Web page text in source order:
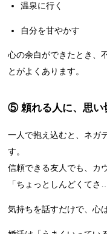
温泉に行く
自分を甘やかす
心の余白ができたとき、
とがよくあります。
⑤ 頼れる人に、思い
一人で抱え込むと、ネガ
す。
信頼できる友人でも、カ
「ちょっとしんどくてさ
気持ちを話すだけで、心